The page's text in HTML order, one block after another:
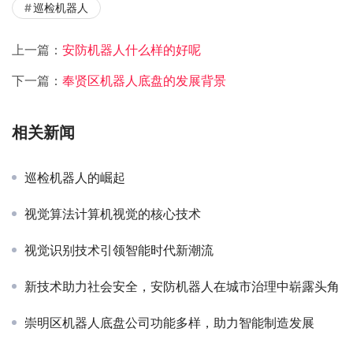
巡检机器人
上一篇： 安防机器人什么样的好呢
下一篇： 奉贤区机器人底盘的发展背景
相关新闻
巡检机器人的崛起
视觉算法计算机视觉的核心技术
视觉识别技术引领智能时代新潮流
新技术助力社会安全，安防机器人在城市治理中崭露头角
崇明区机器人底盘公司功能多样，助力智能制造发展